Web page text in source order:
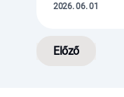
2026. 06. 01
Előző